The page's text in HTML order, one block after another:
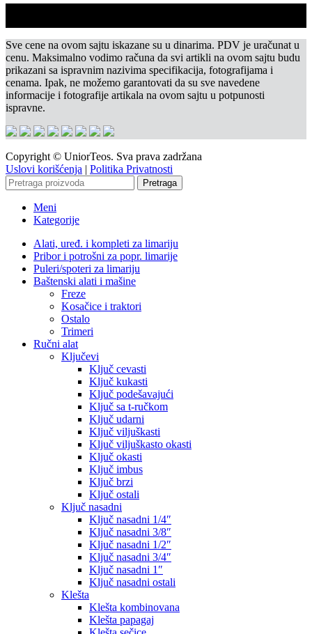
Sve cene na ovom sajtu iskazane su u dinarima. PDV je uračunat u
cenu. Maksimalno vodimo računa da svi artikli na ovom sajtu budu
prikazani sa ispravnim nazivima specifikacija, fotografijama i
cenama. Ipak, ne možemo garantovati da su sve navedene
informacije i fotografije artikala na ovom sajtu u potpunosti
ispravne.
Copyright © UniorTeos. Sva prava zadržana
Uslovi korišćenja | Politika Privatnosti
Pretraga
Meni
Kategorije
Alati, uređ. i kompleti za limariju
Pribor i potrošni za popr. limarije
Puleri/spoteri za limariju
Baštenski alati i mašine
Freze
Kosačice i traktori
Ostalo
Trimeri
Ručni alat
Ključevi
Ključ cevasti
Ključ kukasti
Ključ podešavajući
Ključ sa t-ručkom
Ključ udarni
Ključ viljuškasti
Ključ viljuškasto okasti
Ključ okasti
Ključ imbus
Ključ brzi
Ključ ostali
Ključ nasadni
Ključ nasadni 1/4″
Ključ nasadni 3/8″
Ključ nasadni 1/2″
Ključ nasadni 3/4″
Ključ nasadni 1″
Ključ nasadni ostali
Klešta
Klešta kombinovana
Klešta papagaj